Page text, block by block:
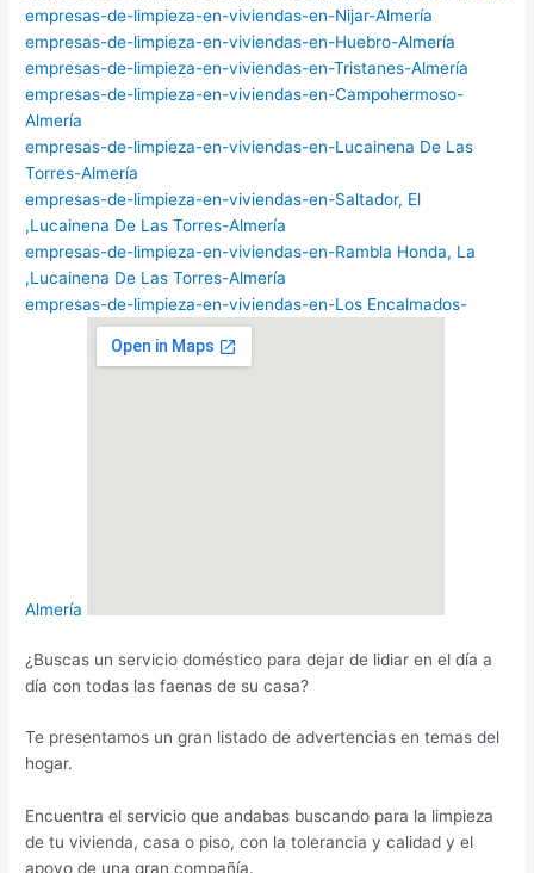
empresas-de-limpieza-en-viviendas-en-Nijar-Almería
empresas-de-limpieza-en-viviendas-en-Huebro-Almería
empresas-de-limpieza-en-viviendas-en-Tristanes-Almería
empresas-de-limpieza-en-viviendas-en-Campohermoso-
Almería
empresas-de-limpieza-en-viviendas-en-Lucainena De Las
Torres-Almería
empresas-de-limpieza-en-viviendas-en-Saltador, El
,Lucainena De Las Torres-Almería
empresas-de-limpieza-en-viviendas-en-Rambla Honda, La
,Lucainena De Las Torres-Almería
empresas-de-limpieza-en-viviendas-en-Los Encalmados-
Almería
¿Buscas un servicio doméstico para dejar de lidiar en el día a
día con todas las faenas de su casa?
Te presentamos un gran listado de advertencias en temas del
hogar.
Encuentra el servicio que andabas buscando para la limpieza
de tu vivienda, casa o piso, con la tolerancia y calidad y el
apoyo de una gran compañía.